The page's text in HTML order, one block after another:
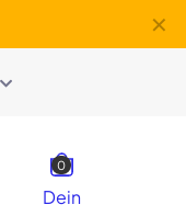
✕
0
Dein